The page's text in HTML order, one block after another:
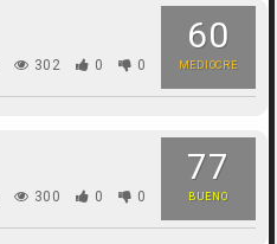
60
MEDIOCRE
302 0 0
77
BUENO
300 0 0